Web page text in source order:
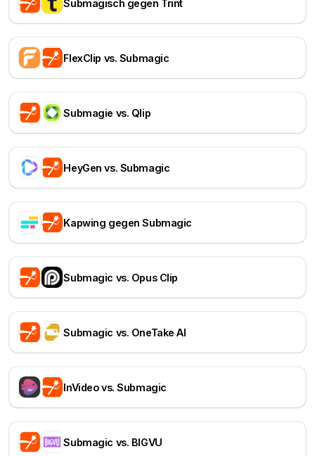
Submagisch gegen Trint
FlexClip vs. Submagic
Submagie vs. Qlip
HeyGen vs. Submagic
Kapwing gegen Submagic
Submagic vs. Opus Clip
Submagic vs. OneTake AI
InVideo vs. Submagic
Submagic vs. BIGVU